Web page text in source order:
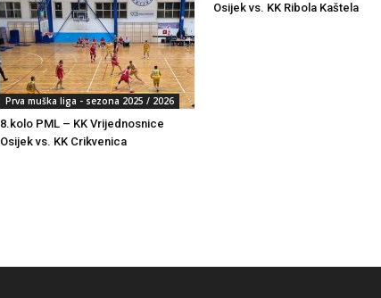
Prva muška liga - sezona 2025 / 2026
8.kolo PML – KK Vrijednosnice
Osijek vs. KK Crikvenica
Osijek vs. KK Ribola Kaštela